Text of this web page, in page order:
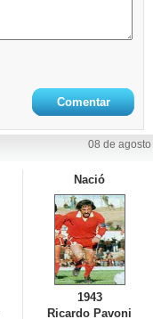
08 de agosto
Nació
1943
Ricardo Pavoni